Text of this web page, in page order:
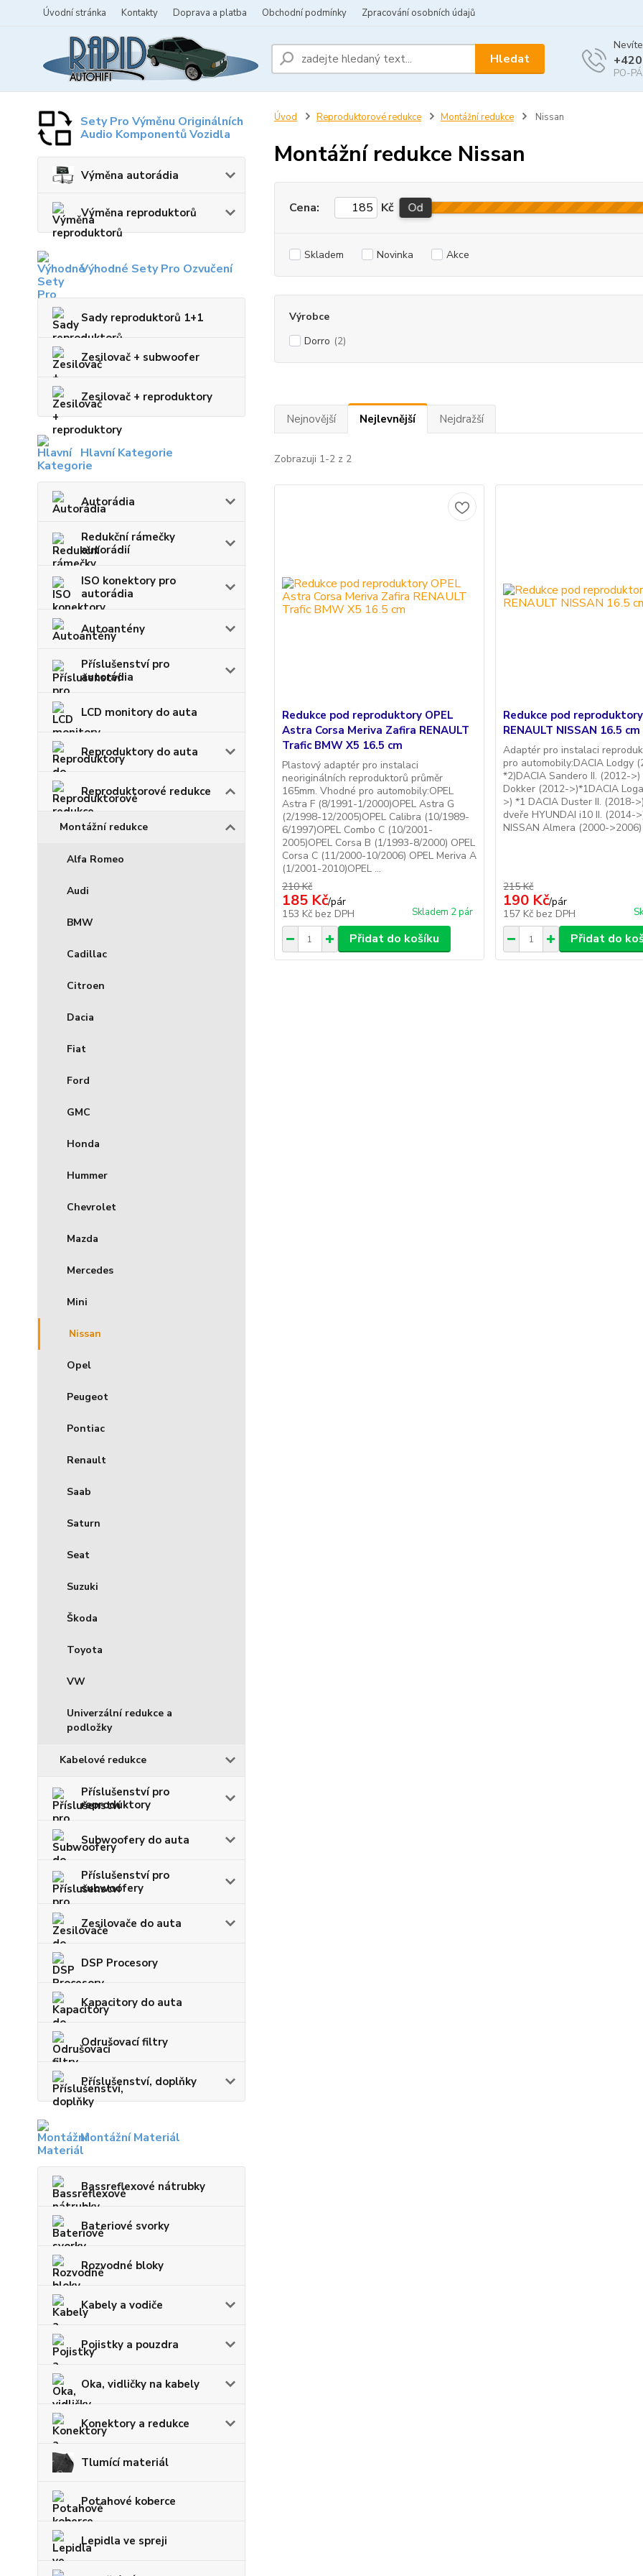
Úvodní stránka Kontakty Doprava a platba Obchodní podmínky Zpracování osobních údajů
Hledat
PO-
Sety Pro Výměnu Originálních
Audio Komponentů Vozidla
Výměna autorádia
Výměna reproduktorů
Výhodné Sety Pro Ozvučení
Sady reproduktorů 1+1
Zesilovač + subwoofer
Zesilovač + reproduktory
Hlavní Kategorie
Autorádia
Redukční rámečky
autorádií
ISO konektory pro
autorádia
Autoantény
Příslušenství pro
autorádia
LCD monitory do auta
Reproduktory do auta
Reproduktorové redukce
Montážní redukce
Alfa Romeo
Audi
BMW
Cadillac
Citroen
Dacia
Fiat
Ford
GMC
Honda
Hummer
Chevrolet
Mazda
Mercedes
Mini
Nissan
Opel
Peugeot
Pontiac
Renault
Saab
Saturn
Seat
Suzuki
Škoda
Toyota
VW
Univerzální redukce a
podložky
Kabelové redukce
Příslušenství pro
reproduktory
Subwoofery do auta
Příslušenství pro
subwoofery
Zesilovače do auta
DSP Procesory
Kapacitory do auta
Odrušovací filtry
Příslušenství, doplňky
Montážní Materiál
Bassreflexové nátrubky
Bateriové svorky
Rozvodné bloky
Kabely a vodiče
Pojistky a pouzdra
Oka, vidličky na kabely
Konektory a redukce
Tlumící materiál
Potahové koberce
Lepidla ve spreji
Úvod Reproduktorové redukce Montážní redukce Nissan
Montážní redukce Nissan
Cena: Kč Od
Skladem Novinka Akce
Výrobce
Dorro (2)
Nejnovější Nejlevnější Nejdražší
Zobrazuji 1-2 z 2
Redukce pod reproduktory OPEL
Astra Corsa Meriva Zafira RENAULT
Trafic BMW X5 16.5 cm
Plastový adaptér pro instalaci
neoriginálních reproduktorů průměr
165mm. Vhodné pro automobily:OPEL
Astra F (8/1991-1/2000)OPEL Astra G
(2/1998-12/2005)OPEL Calibra (10/1989-
6/1997)OPEL Combo C (10/2001-
2005)OPEL Corsa B (1/1993-8/2000) OPEL
Corsa C (11/2000-10/2006) OPEL Meriva A
(1/2001-2010)OPEL ...
210 Kč
185 Kč/pár
153 Kč bez DPH Skladem 2 pár
Přidat do košíku
Redukce pod
RENAULT NISSAN 16.5 cm
Adaptér pro instalaci
pro automobily:DACIA Lodgy
*2)DACIA Sandero II. (2012-
Dokker (2012->)*1DACIA
>) *1 DACIA Duster II. (2018-
dveře HYUNDAI i10 II. (2014-
NISSAN Almera (2000->2006)
215 Kč
190 Kč/pár
157 Kč bez DPH
Přidat do